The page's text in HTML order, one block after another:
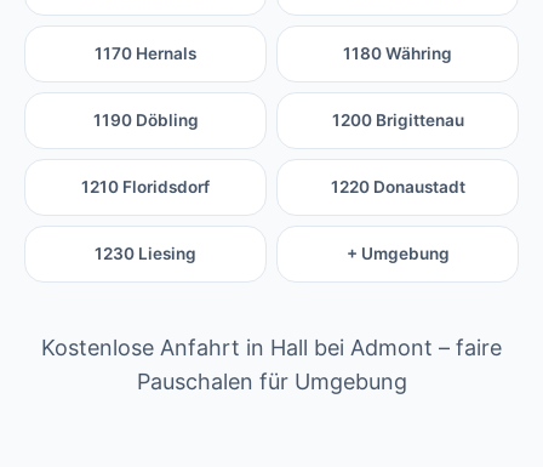
1170 Hernals 1180 Währing
1190 Döbling 1200 Brigittenau
1210 Floridsdorf 1220 Donaustadt
1230 Liesing + Umgebung
Kostenlose Anfahrt in Hall bei Admont – faire
Pauschalen für Umgebung